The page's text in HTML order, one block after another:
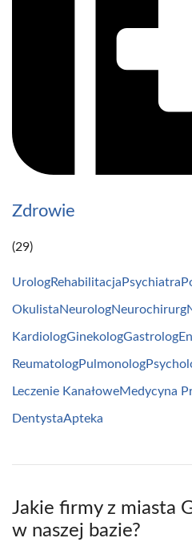
Zdrowie
(29)
UrologRehabilitacja Psychiatra
OkulistaNeurologNeurochirurg
KardiologGinekologGastrolog
ReumatologPulmonolog
Leczenie KanałoweMedycyna
DentystaApteka
Jakie firmy z miasta
w naszej bazie?